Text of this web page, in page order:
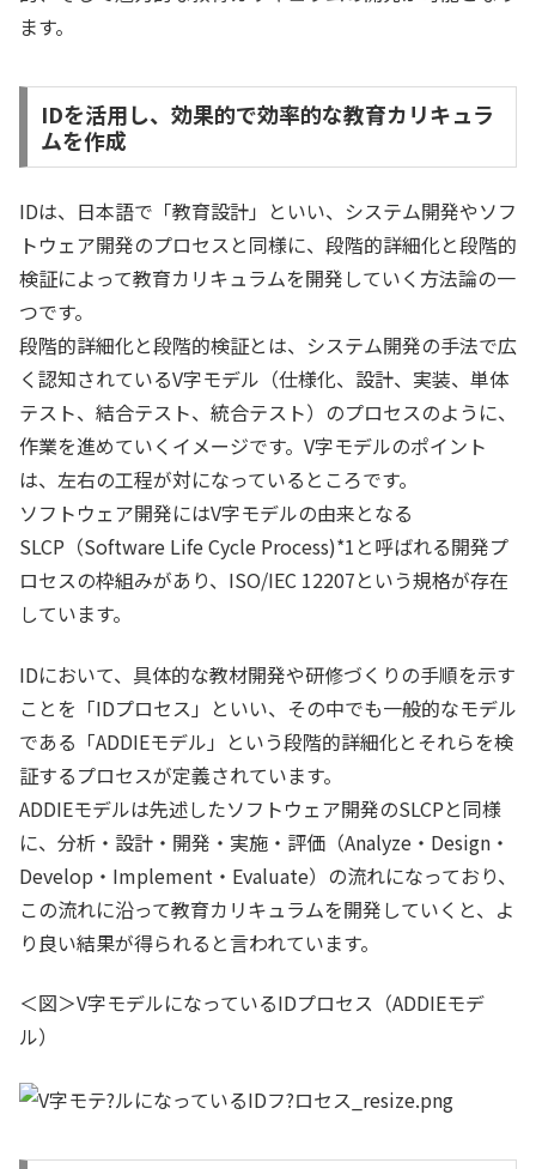
ます。
IDを活用し、効果的で効率的な教育カリキュラ
ムを作成
IDは、日本語で「教育設計」といい、システム開発やソフ
トウェア開発のプロセスと同様に、段階的詳細化と段階的
検証によって教育カリキュラムを開発していく方法論の一
つです。
段階的詳細化と段階的検証とは、システム開発の手法で広
く認知されているV字モデル（仕様化、設計、実装、単体
テスト、結合テスト、統合テスト）のプロセスのように、
作業を進めていくイメージです。V字モデルのポイント
は、左右の工程が対になっているところです。
ソフトウェア開発にはV字モデルの由来となる
SLCP（Software Life Cycle Process)*1 と呼ばれる開発プ
ロセスの枠組みがあり、ISO/IEC 12207という規格が存在
しています。
IDにおいて、具体的な教材開発や研修づくりの手順を示す
ことを「IDプロセス」といい、その中でも一般的なモデル
である「ADDIEモデル」という段階的詳細化とそれらを検
証するプロセスが定義されています。
ADDIEモデルは先述したソフトウェア開発のSLCPと同様
に、分析・設計・開発・実施・評価（Analyze・Design・
Develop・Implement・Evaluate）の流れになっており、
この流れに沿って教育カリキュラムを開発していくと、よ
り良い結果が得られると言われています。
＜図＞V字モデルになっているIDプロセス（ADDIEモデ
ル）